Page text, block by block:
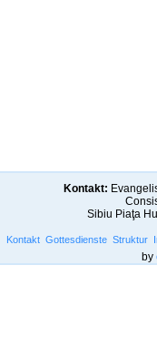
Kontakt:
Sibiu Piaţa
Kontakt Gottesdienste Struktur
by